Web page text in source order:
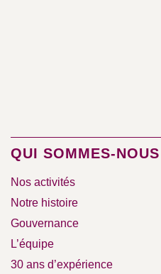
QUI SOMMES-NOUS
Nos activités
Notre histoire
Gouvernance
L’équipe
30 ans d’expérience